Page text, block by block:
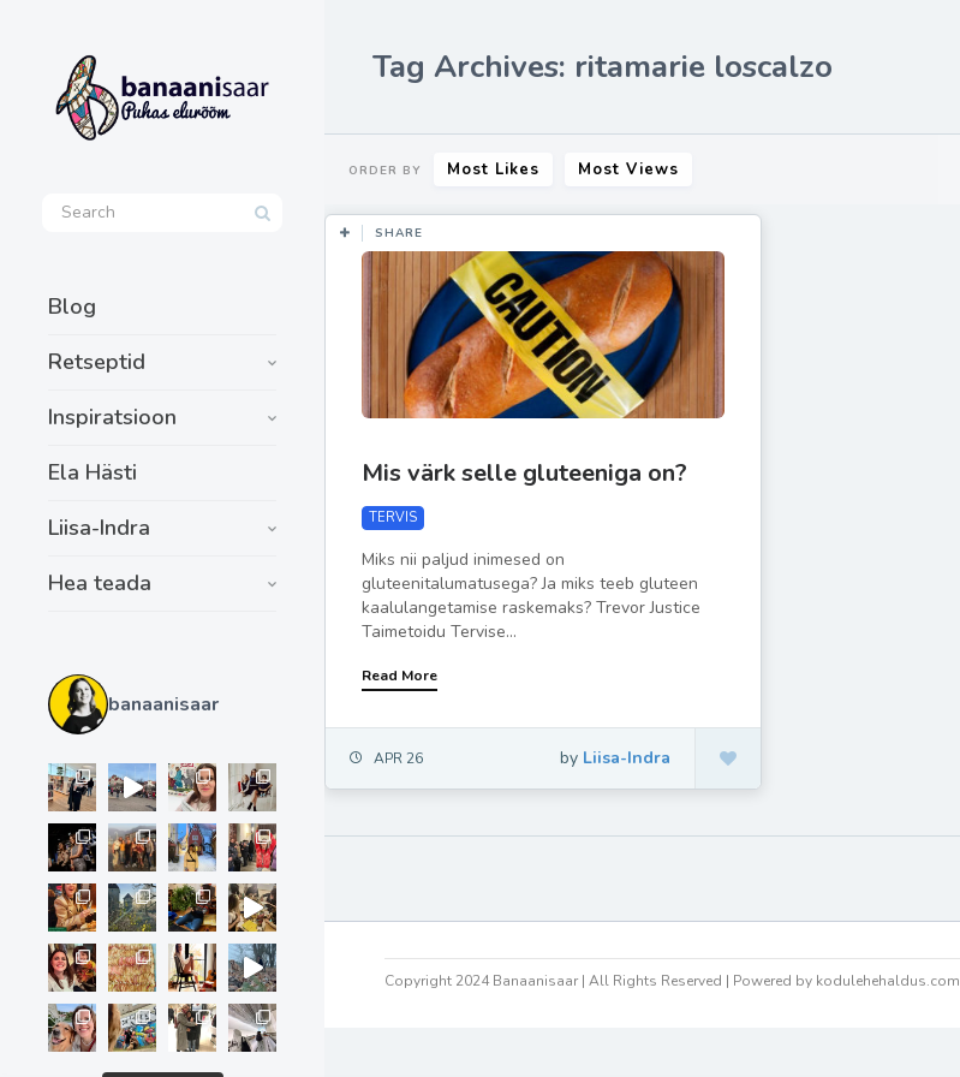
Blog
Retseptid
Inspiratsioon
Ela Hästi
Liisa-Indra
Hea teada
banaanisaar
Tag Archives: ritamarie loscalzo
ORDER BY Most Likes Most Views
SHARE
Mis värk selle gluteeniga on?
TERVIS
Miks nii paljud inimesed on
gluteenitalumatusega? Ja miks teeb gluteen
kaalulangetamise raskemaks? Trevor Justice
Taimetoidu Tervise...
Read More
APR 26 by Liisa-Indra
Copyright 2024 Banaanisaar | All Rights Reserved | Powered by kodulehehaldus.com